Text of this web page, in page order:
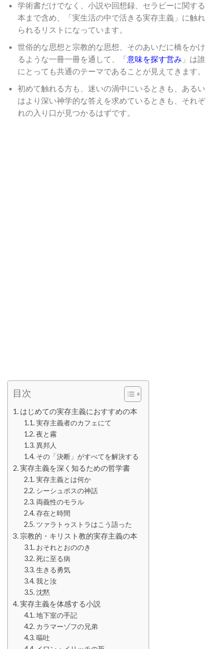
学術書だけでなく、小説や回想録、セラピーに関する
本まで含め、「実生活の中で活きる実存主義」に触れ
られるリストになっています。
世俗的な思想と宗教的な思想、そのあいだに橋をかけ
るような一冊一冊を通して、「意味を探す営み 」は誰
にとっても共通のテーマであることが見えてきます。
初めて触れる方も、迷いの渦中にいるときも、あるい
はより深い神学的な答えを求めているときも、それぞ
れの入り口が見つかるはずです。
目次
はじめての実存主義におすすめの本
実存主義者のカフェにて
夜と霧
異邦人
その「決断」がすべてを解決する
実存主義を深く知るための哲学書
実存主義とは何か
シーシュポスの神話
両義性のモラル
存在と時間
ツァラトゥストラはこう語った
宗教的・キリスト教的実存主義の本
おそれとおののき
死に至る病
生きる勇気
我と汝
沈黙
実存主義を体感する小説
地下室の手記
カラマーゾフの兄弟
嘔吐